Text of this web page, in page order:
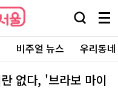
검
창
열
기
메
뉴
전
체
보
기
비주얼 뉴스 우리동
없다, '브라보 마이